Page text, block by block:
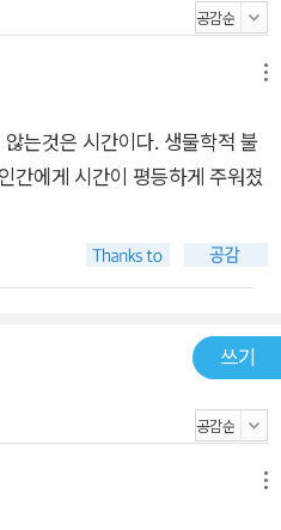
유지에서의 몫이 사라지자 다수
그들의 부와 자유를 늘리는 일
록 재구성되어갔다. 시계가 발
테일러주의와 대량생산 시스템
면서 노동을 관리하기 쉬워지
자 대중은 장시간 노동에 익숙
을 새롭게 규정하기에 이른 것
계를 꾸리는 데 적절하고 바람
게 이 의식을 주입하기 위해 정치
졌다. 노동이라는 새로운 질서에
리·처벌하고 노동자가 일자리
는것은 시간이다. 생물학적 불
간에게 시간이 평등하게 주워졌
쓰기